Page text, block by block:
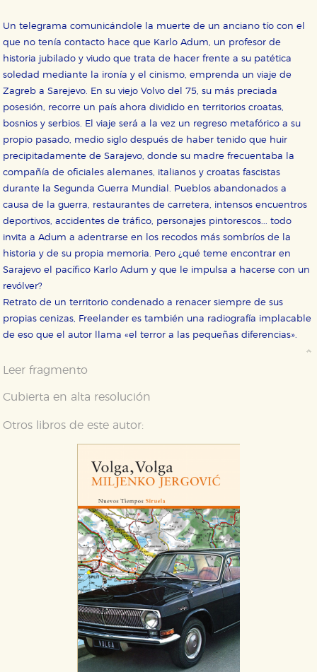
Un telegrama comunicándole la muerte de un anciano tío con el
que no tenía contacto hace que Karlo Adum, un profesor de
historia jubilado y viudo que trata de hacer frente a su patética
soledad mediante la ironía y el cinismo, emprenda un viaje de
Zagreb a Sarejevo. En su viejo Volvo del 75, su más preciada
posesión, recorre un país ahora dividido en territorios croatas,
bosnios y serbios. El viaje será a la vez un regreso metafórico a su
propio pasado, medio siglo después de haber tenido que huir
precipitadamente de Sarajevo, donde su madre frecuentaba la
compañía de oficiales alemanes, italianos y croatas fascistas
durante la Segunda Guerra Mundial. Pueblos abandonados a
causa de la guerra, restaurantes de carretera, intensos encuentros
deportivos, accidentes de tráfico, personajes pintorescos... todo
invita a Adum a adentrarse en los recodos más sombríos de la
historia y de su propia memoria. Pero ¿qué teme encontrar en
Sarajevo el pacífico Karlo Adum y que le impulsa a hacerse con un
revólver?
Retrato de un territorio condenado a renacer siempre de sus
propias cenizas, Freelander es también una radiografía implacable
de eso que el autor llama «el terror a las pequeñas diferencias».
Leer fragmento
Cubierta en alta resolución
Otros libros de este autor:
CONFIGURACIÓN DE COOKIES
HABILITAR TODO RECHAZAR TODO
Cookies necesarias
Estas cookies son necesarias para que nuestro sitio
web funcione y no es posible deshabilitarlas desde
nuestro sistema. Es posible hacerlo desde el
navegador, pero en ese caso es posible que algunas
áreas de nuestra web dejen de funcionar
correctamente.
Cookies de rendimiento y analíticas